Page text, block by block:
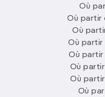
Où
Où partir
Où
Où partir
Où partir
Où
Où
Où